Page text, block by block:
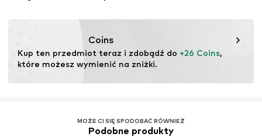
Nr artykułu NAI9gbl005000001
Coins
Kup ten przedmiot teraz i zdobądź do +26 Coins,
które możesz wymienić na zniżki.
MOŻE CI SIĘ SPODOBAĆ RÓWNIEŻ
Podobne produkty